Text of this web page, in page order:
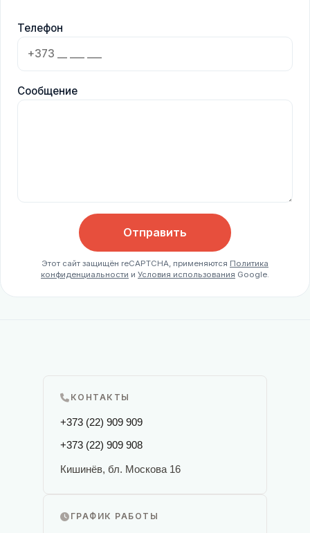
Телефон
Сообщение
Отправить
Этот сайт защищён reCAPTCHA, применяются Политика
конфиденциальности и Условия использования Google.
КОНТАКТЫ
+373 (22) 909 909
+373 (22) 909 908
Кишинёв, бл. Москова 16
ГРАФИК РАБОТЫ